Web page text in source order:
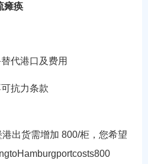
瘫痪
替代港口及费用
可抗力条款
出货需增加 800/柜，您希望
gtoHamburgportcosts800